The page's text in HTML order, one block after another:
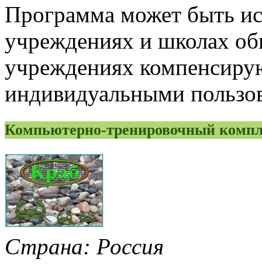
Программа может быть
учреждениях и школах
учреждениях
индивидуальными
Компьютерно-тренировочный
Страна: Россия